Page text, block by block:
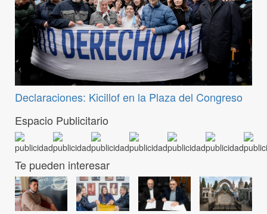
Declaraciones: Kicillof en la Plaza del Congreso
Espacio Publicitario
Te pueden interesar